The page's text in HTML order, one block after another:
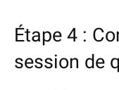
Étape 4 :
session de